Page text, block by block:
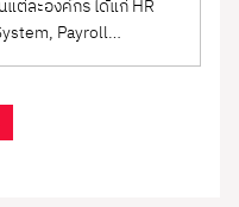
ดข้อผิดพลาด เพิ่ม
ใจในระบบการจ่าย
(2)
(3)
แต่ละองค์กร ได้แก่ HR
Payroll
ERP: SAP Business
ของประเทศไทย ...